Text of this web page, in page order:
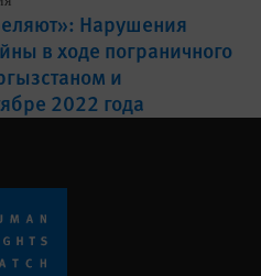
Нарушения
в ходе пограничного
и
2022 года